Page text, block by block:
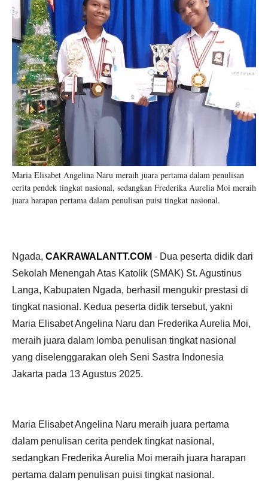
Maria Elisabet Angelina Naru meraih juara pertama dalam penulisan
cerita pendek tingkat nasional, sedangkan Frederika Aurelia Moi meraih
juara harapan pertama dalam penulisan puisi tingkat nasional.
Ngada, CAKRAWALANTT.COM - Dua peserta didik dari
Sekolah Menengah Atas Katolik (SMAK) St. Agustinus
Langa, Kabupaten Ngada, berhasil mengukir prestasi di
tingkat nasional. Kedua peserta didik tersebut, yakni
Maria Elisabet Angelina Naru dan Frederika Aurelia Moi,
meraih juara dalam lomba penulisan tingkat nasional
yang diselenggarakan oleh Seni Sastra Indonesia
Jakarta pada 13 Agustus 2025.
Maria Elisabet Angelina Naru meraih juara pertama
dalam penulisan cerita pendek tingkat nasional,
sedangkan Frederika Aurelia Moi meraih juara harapan
pertama dalam penulisan puisi tingkat nasional.